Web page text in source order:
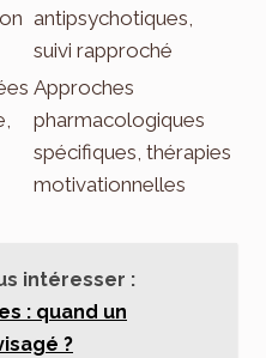
antipsychotiques,
suivi rapproché
Approches
pharmacologiques
spécifiques, thérapies
motivationnelles
intéresser :
: quand un
?